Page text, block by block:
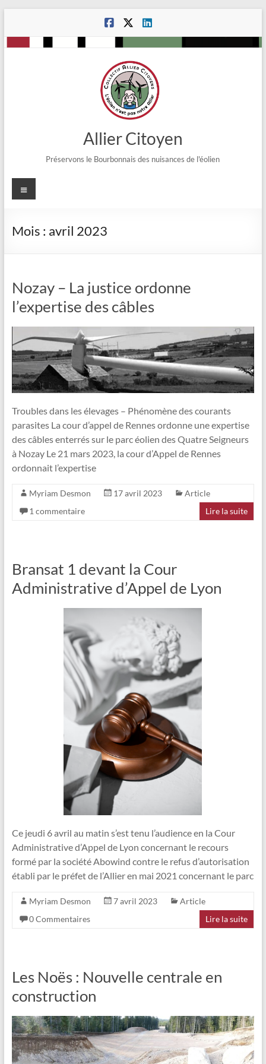
contenu
Allier Citoyen
Préservons le Bourbonnais des nuisances de l'éolien
Menu
Mois : avril 2023
Nozay – La justice ordonne
l’expertise des câbles
Troubles dans les élevages – Phénomène des courants
parasites La cour d’appel de Rennes ordonne une expertise
des câbles enterrés sur le parc éolien des Quatre Seigneurs
à Nozay Le 21 mars 2023, la cour d’Appel de Rennes
ordonnait l’expertise
Myriam Desmon 17 avril 2023
Article
1 commentaire
Lire la suite
Bransat 1 devant la Cour
Administrative d’Appel de Lyon
Ce jeudi 6 avril au matin s’est tenu l’audience en la Cour
Administrative d’Appel de Lyon concernant le recours
formé par la société Abowind contre le refus d’autorisation
établi par le préfet de l’Allier en mai 2021 concernant le parc
Myriam Desmon 7 avril 2023
Article
0 Commentaires
Lire la suite
Les Noës : Nouvelle centrale en
construction